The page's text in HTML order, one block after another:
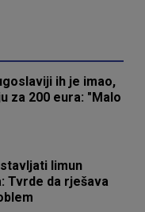
ih je imao,
za 200 eura: "Malo
limun
Tvrde da rješava